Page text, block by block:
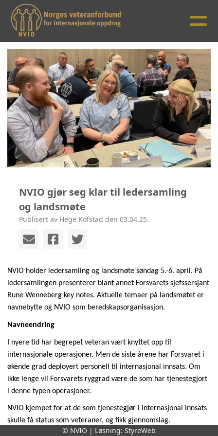
NVIO gjør seg klar til ledersamling
og landsmøte
Publisert av Hege Kofstad den 03.04.25.
NVIO holder ledersamling og landsmøte søndag 5.-6. april. På
ledersamlingen presenterer blant annet Forsvarets sjefssersjant
Rune Wenneberg key notes. Aktuelle temaer på landsmøtet er
navnebytte og NVIO som beredskapsorganisasjon.
Navneendring
I nyere tid har begrepet veteran vært knyttet opp til
internasjonale operasjoner. Men de siste årene har Forsvaret i
økende grad deployert personell til internasjonal innsats. Om
ikke lenge vil
Forsvarets ryggrad være de som har tjenestegjort
i denne typen operasjoner.
NVIO kjempet for at de som tjenestegjør i internasjonal innsats
skulle få status som veteraner, og fikk gjennomslag.
© NVIO | Løsning: StyreWeb